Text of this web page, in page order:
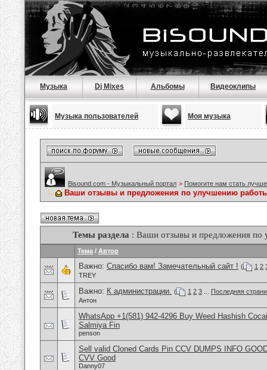
Музыка Dj Mixes Альбомы Видеоклипы
Музыка пользователей Моя музыка
Bisound.com - Музыкальный портал > Помогите нам стать
Ваши отзывы и предложения по улучшению
Темы раздела : Ваши отзывы и предложения по
Тема / Автор
Важно: Спасибо вам! Замечательный сайт ! ( 1 2
TREY
Важно: К администрации. ( 1 2 3
Последняя
Антон
WhatsApp +1(581) 942-4296 Buy Weed Hashish
Salmiya Fin
penson
Sell valid Cloned Cards Pin CCV DUMPS INFO
CVV Good
Danny07